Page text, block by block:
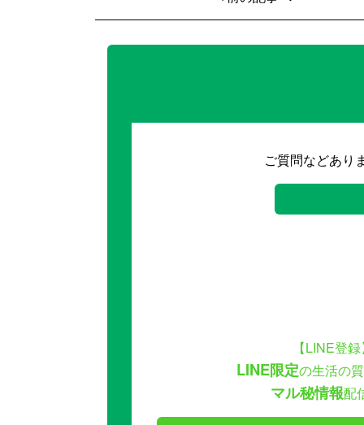
ご質問などあり
【LINE登
LINE限定の生活の
マル秘情報配